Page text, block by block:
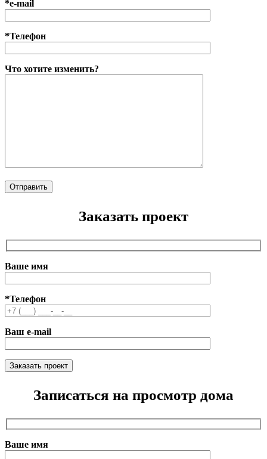
*e-mail
*Телефон
Что хотите изменить?
Заказать проект
Ваше имя
*Телефон
Ваш e-mail
Записаться на просмотр дома
Ваше имя